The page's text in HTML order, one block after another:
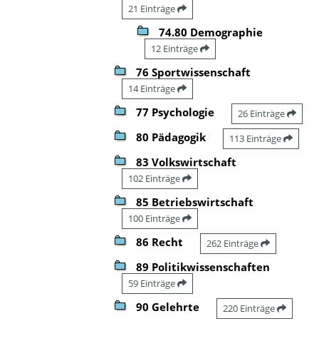
21 Einträge
74.80 Demographie
12 Einträge
76 Sportwissenschaft
14 Einträge
77 Psychologie 26 Einträge
80 Pädagogik 113 Einträge
83 Volkswirtschaft
102 Einträge
85 Betriebswirtschaft
100 Einträge
86 Recht 262 Einträge
89 Politikwissenschaften
59 Einträge
90 Gelehrte 220 Einträge